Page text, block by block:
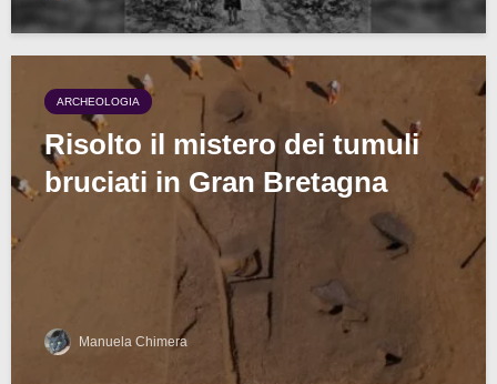
ARCHEOLOGIA
Risolto il mistero dei tumuli
bruciati in Gran Bretagna
Manuela Chimera